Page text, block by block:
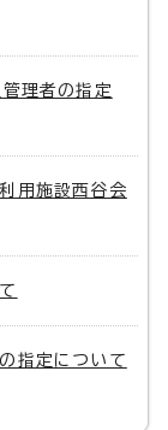
管理者の指定
用施設西谷会
指定について